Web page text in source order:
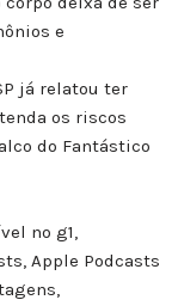
e
já relatou ter
os riscos
do Fantástico
no g1,
Apple Podcasts